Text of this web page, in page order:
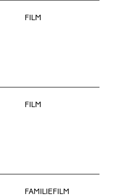
FILM
FILM
FAMILIEFILM